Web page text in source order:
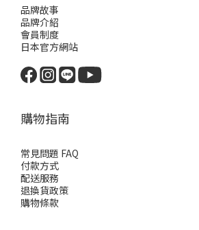
品牌故事
品牌介紹
會員制度
日本官方網站
購物指南
常見問題 FAQ
付款方式
配送服務
退換貨政策
購物條款